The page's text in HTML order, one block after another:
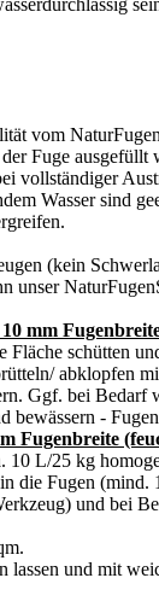
vom
Fuge ausgefüllt
vollständiger
Wasser sind
(kein
unser
mm
Fläche schütten
abklopfen
Ggf. bei Bedarf
bewässern -
Fugenbreite
10 L/25 kg
die Fugen (mind.
und bei
lassen und mit